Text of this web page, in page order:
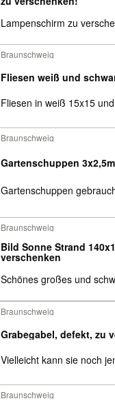
Lampenschirm zu
Braunschweig
Fliesen weiß und
Fliesen in weiß 15x15
Braunschweig
Gartenschuppen
Gartenschuppen
Braunschweig
Bild Sonne Strand
verschenken
Schönes großes und
Braunschweig
Grabegabel, defekt, zu
Vielleicht kann sie noch
Braunschweig